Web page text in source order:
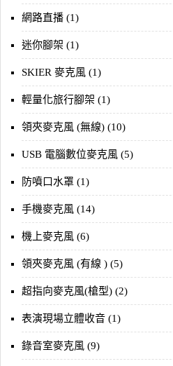
網路直播 (1)
迷你腳架 (1)
SKIER 麥克風 (1)
輕量化旅行腳架 (1)
領夾麥克風 (無線) (10)
USB 電腦數位麥克風 (5)
防噴口水罩 (1)
手機麥克風 (14)
機上麥克風 (6)
領夾麥克風 (有線 ) (5)
超指向麥克風(槍型) (2)
表演現場立體收音 (1)
錄音室麥克風 (9)